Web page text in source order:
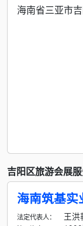
海南省三亚市
吉阳区旅游会展
海南筑基实
法定代表人： 王洪